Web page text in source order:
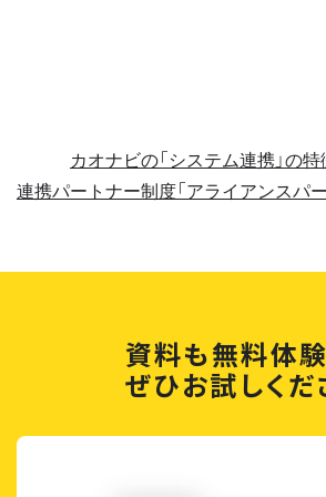
カオナビの「システム連携」の
連携パートナー制度「アライアンスパ
資料も無料体験
ぜひお試しくだ